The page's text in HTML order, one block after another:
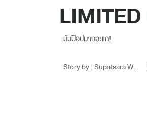
มันป๊อปมากอะแก!
Story by : Supatsara W.